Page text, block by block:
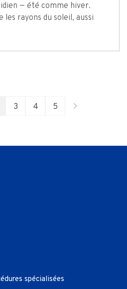
— été comme hiver.
les rayons du soleil, aussi
3 4 5
spécialisées